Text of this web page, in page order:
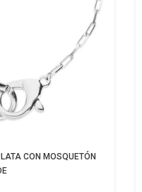
CON MOSQUETÓN